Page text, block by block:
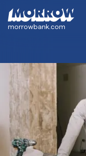
huvudinnehåll
morrowbank.com